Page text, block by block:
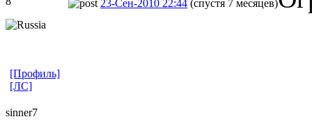
23-Сен-2010 22:44 (спустя 7 месяцев)
[Профиль]
[ЛС]
sinner7